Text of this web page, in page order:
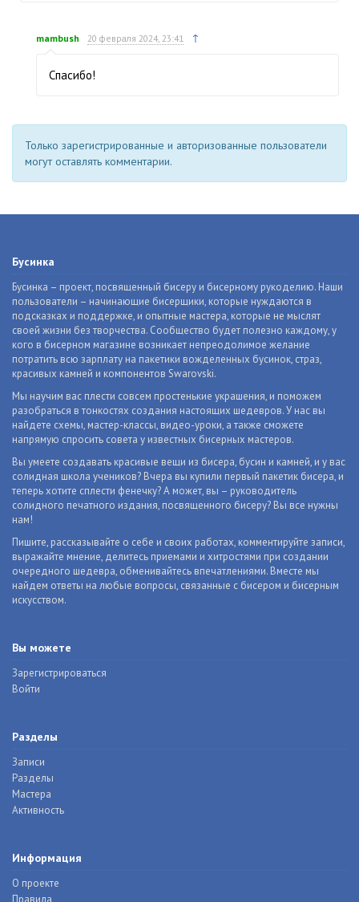
mambush 20 февраля 2024, 23:41 ↑
Спасибо!
Только зарегистрированные и авторизованные пользователи
могут оставлять комментарии.
Бусинка
Бусинка – проект, посвященный бисеру и бисерному рукоделию. Наши
пользователи – начинающие бисерщики, которые нуждаются в
подсказках и поддержке, и опытные мастера, которые не мыслят
своей жизни без творчества. Сообщество будет полезно каждому, у
кого в бисерном магазине возникает непреодолимое желание
потратить всю зарплату на пакетики вожделенных бусинок, страз,
красивых камней и компонентов Swarovski.
Мы научим вас плести совсем простенькие украшения, и поможем
разобраться в тонкостях создания настоящих шедевров. У нас вы
найдете схемы, мастер-классы, видео-уроки, а также сможете
напрямую спросить совета у известных бисерных мастеров.
Вы умеете создавать красивые вещи из бисера, бусин и камней, и у вас
солидная школа учеников? Вчера вы купили первый пакетик бисера, и
теперь хотите сплести фенечку? А может, вы – руководитель
солидного печатного издания, посвященного бисеру? Вы все нужны
нам!
Пишите, рассказывайте о себе и своих работах, комментируйте записи,
выражайте мнение, делитесь приемами и хитростями при создании
очередного шедевра, обменивайтесь впечатлениями. Вместе мы
найдем ответы на любые вопросы, связанные с бисером и бисерным
искусством.
Вы можете
Зарегистрироваться
Войти
Разделы
Записи
Разделы
Мастера
Активность
Информация
О проекте
Правила